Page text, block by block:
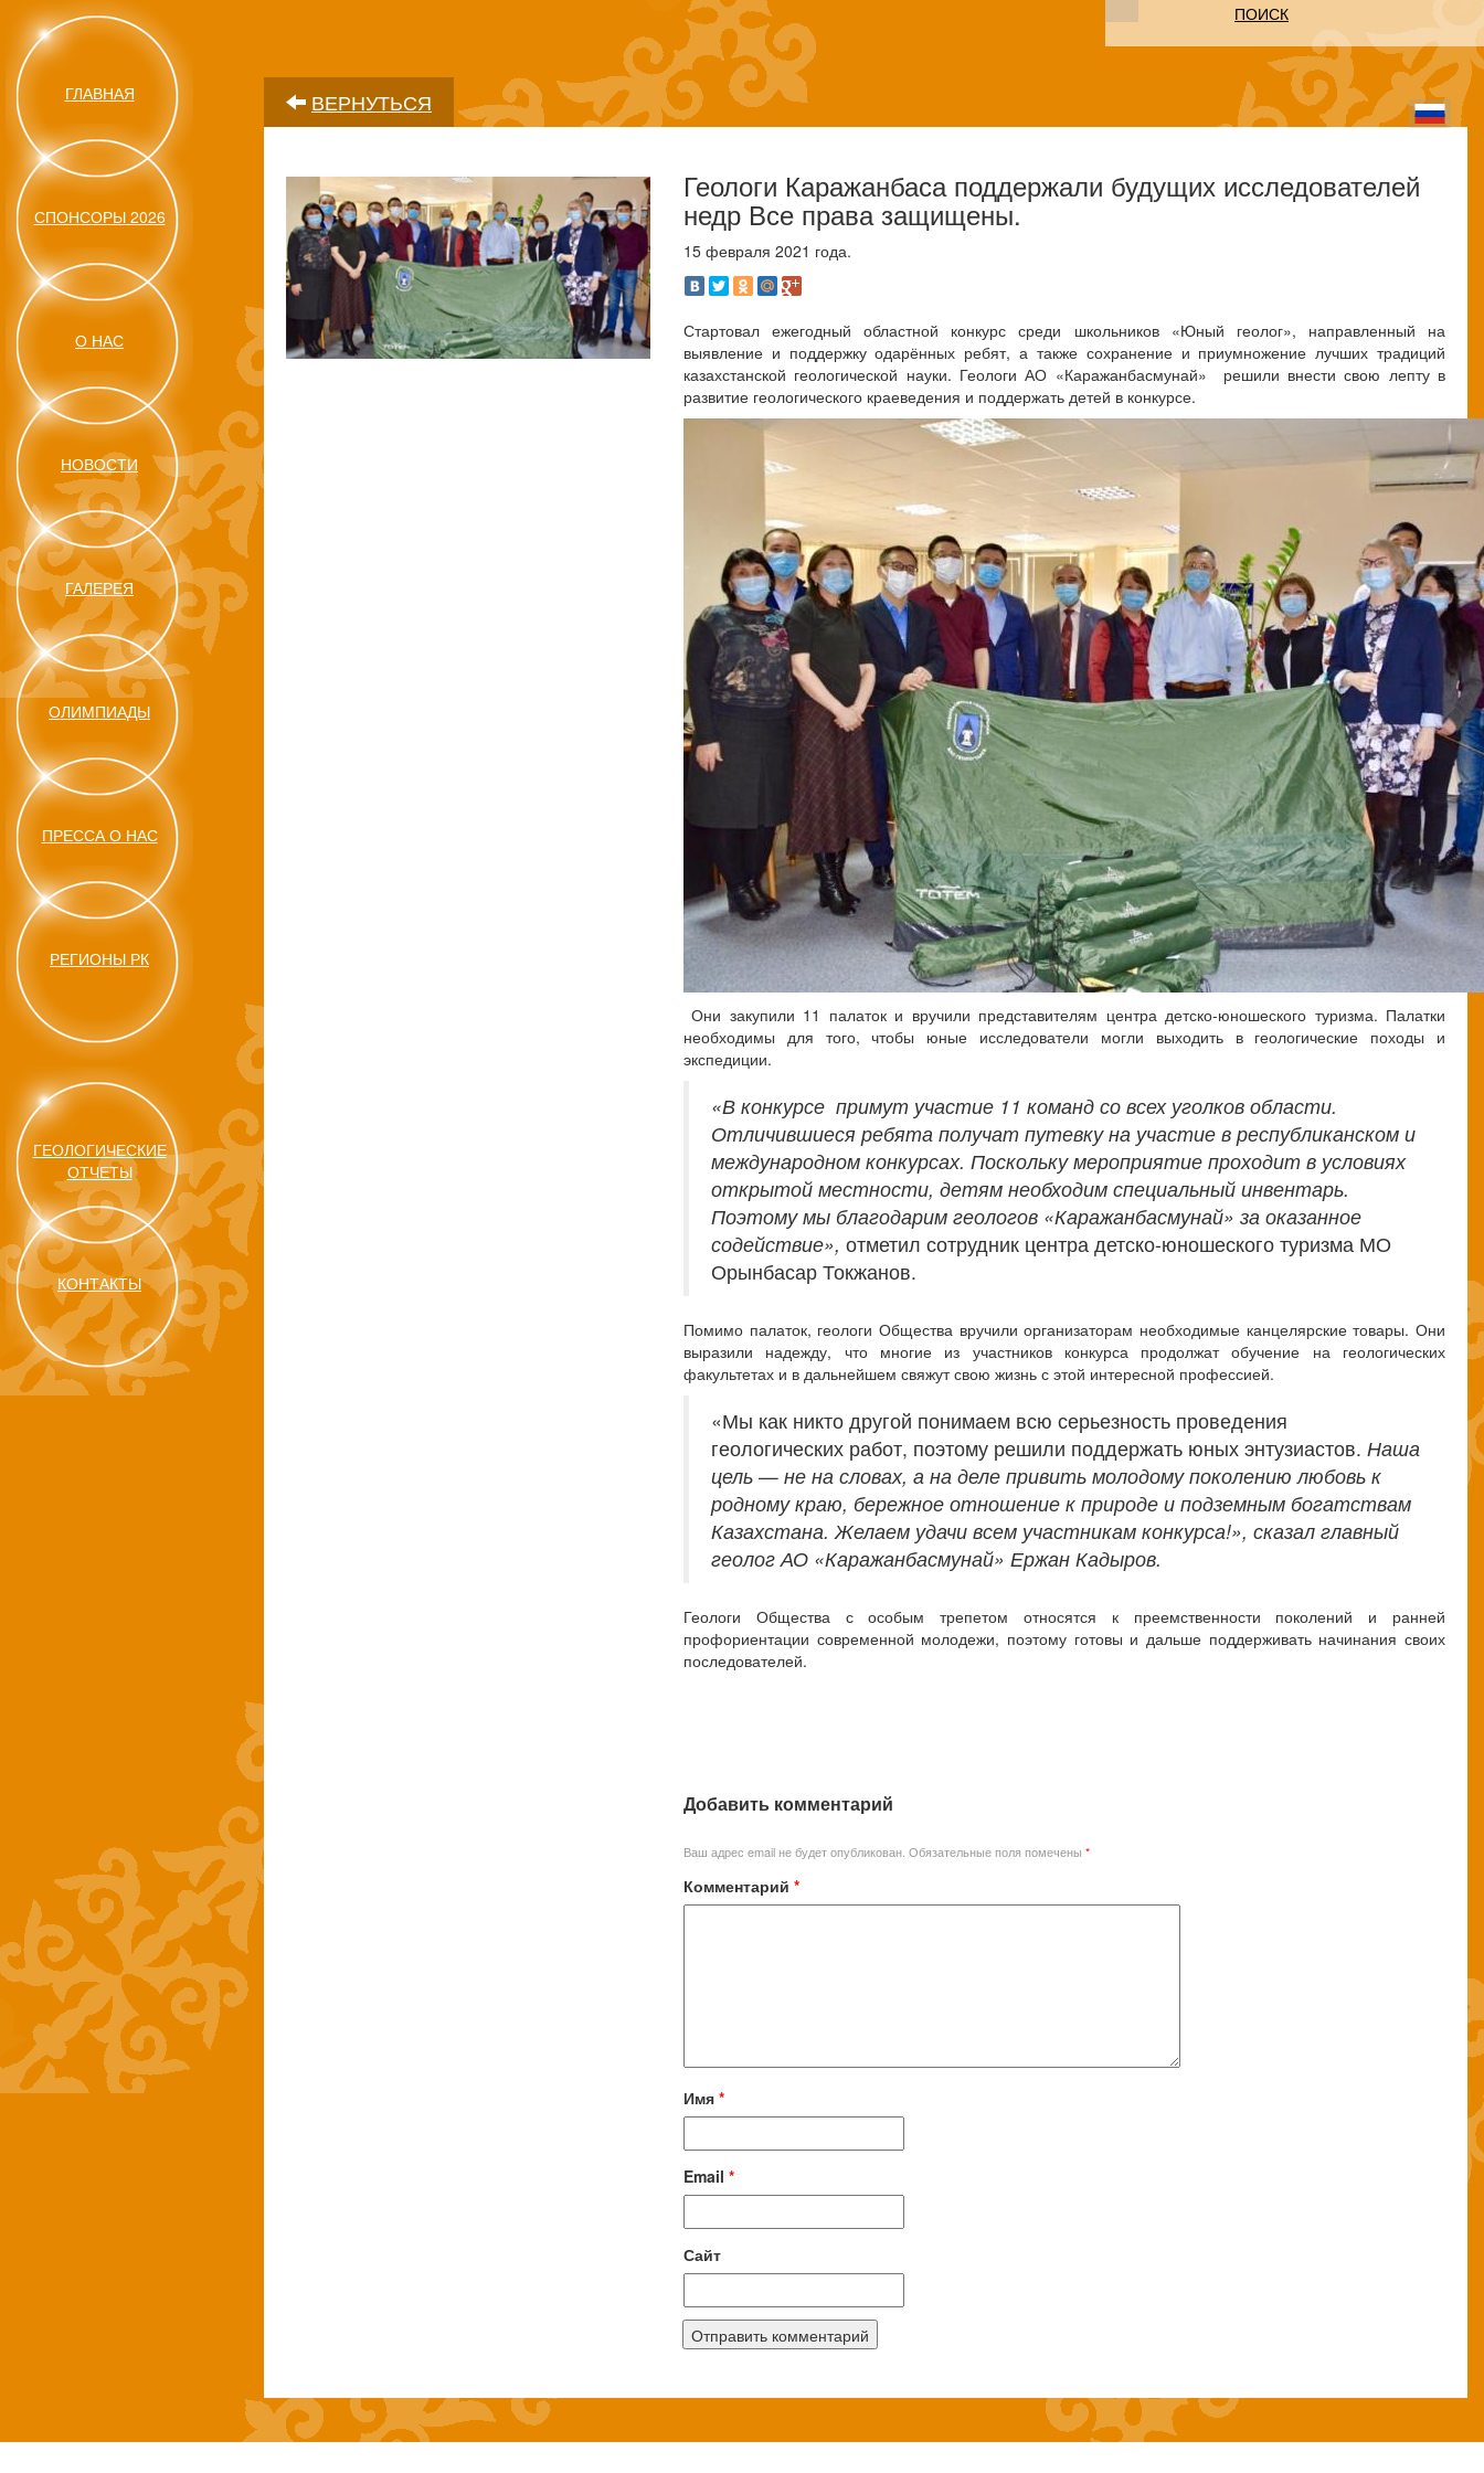
ГЛАВНАЯ
СПОНСОРЫ 2026
О НАС
НОВОСТИ
ГАЛЕРЕЯ
ОЛИМПИАДЫ
ПРЕССА О НАС
РЕГИОНЫ РК
ГЕОЛОГИЧЕСКИЕ
ОТЧЕТЫ
КОНТАКТЫ
ПОИСК
ВЕРНУТЬСЯ
Геологи Каражанбаса поддержали будущих исследователей
недр Все права защищены.
15 февраля 2021 года.
Стартовал ежегодный областной конкурс среди школьников «Юный геолог», направленный на
выявление и поддержку одарённых ребят, а также сохранение и приумножение лучших традиций
казахстанской геологической науки. Геологи АО «Каражанбасмунай» решили внести свою лепту в
развитие геологического краеведения и поддержать детей в конкурсе.
Они закупили 11 палаток и вручили представителям центра детско-юношеского туризма. Палатки
необходимы для того, чтобы юные исследователи могли выходить в геологические походы и
экспедиции.
«В конкурсе примут участие 11 команд со всех уголков области.
Отличившиеся ребята получат путевку на участие в республиканском и
международном конкурсах. Поскольку мероприятие проходит в условиях
открытой местности, детям необходим специальный инвентарь.
Поэтому мы благодарим геологов «Каражанбасмунай» за оказанное
содействие», отметил сотрудник центра детско-юношеского туризма МО
Орынбасар Токжанов.
Помимо палаток, геологи Общества вручили организаторам необходимые канцелярские товары. Они
выразили надежду, что многие из участников конкурса продолжат обучение на геологических
факультетах и в дальнейшем свяжут свою жизнь с этой интересной профессией.
«Мы как никто другой понимаем всю серьезность проведения
геологических работ, поэтому решили поддержать юных энтузиастов. Наша
цель — не на словах, а на деле привить молодому поколению любовь к
родному краю, бережное отношение к природе и подземным богатствам
Казахстана. Желаем удачи всем участникам конкурса!», сказал главный
геолог АО «Каражанбасмунай» Ержан Кадыров.
Геологи Общества с особым трепетом относятся к преемственности поколений и ранней
профориентации современной молодежи, поэтому готовы и дальше поддерживать начинания своих
последователей.
Добавить комментарий
Ваш адрес email не будет опубликован. Обязательные поля помечены *
Комментарий *
Имя *
Email *
Сайт